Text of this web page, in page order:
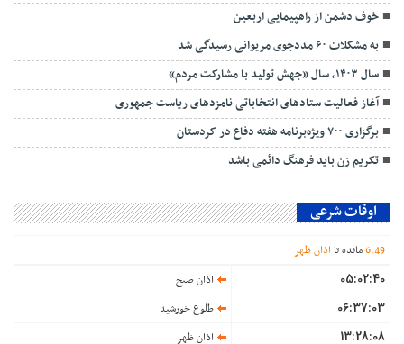
خوف دشمن از راهپیمایی اربعین
به مشکلات ۶۰ مددجوی مریوانی رسیدگی شد
سال ۱۴۰۳، سال «جهش تولید با مشارکت مردم»
آغاز فعالیت ستادهای انتخاباتی نامزدهای ریاست جمهوری
برگزاری ۷۰۰ ویژه‌برنامه هفته دفاع در کردستان
تکریم زن باید فرهنگ دائمی باشد
اوقات شرعی
6:49 مانده تا اذان ظهر
05:02:40 اذان صبح
06:37:03 طلوع خورشید
13:28:08 اذان ظهر